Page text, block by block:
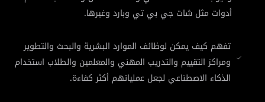
أدوات مثل شات جي بي تي وبارد وغيرها.
تفهم كيف يمكن لوظائف الموارد البشرية والبحث والتطوير
ومراكز التقييم والتدريب المهني والمعلمين والطلاب استخدام
الذكاء الاصطناعي لجعل عملياتهم أكثر كفاءة.